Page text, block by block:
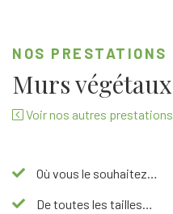
NOS PRESTATIONS
Murs végétaux
Voir nos autres prestations
Où vous le souhaitez…
De toutes les tailles…